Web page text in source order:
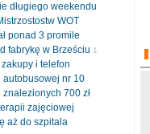
długiego weekendu
WOT
ponad 3 promile
fabrykę w Brześciu 1
i telefon
autobusowej nr 10
700 zł
zajęciowej
aż do szpitala